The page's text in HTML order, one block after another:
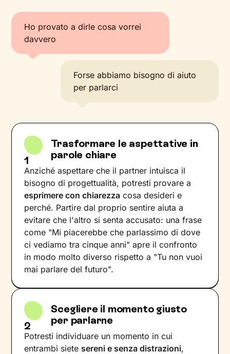
Ho provato a dirle cosa vorrei
davvero
Forse abbiamo bisogno di aiuto
per parlarci
1
Trasformare le aspettative in
parole chiare
Anziché aspettare che il partner intuisca il
bisogno di progettualità, potresti provare a
esprimere con chiarezza cosa desideri e
perché. Partire dal proprio sentire aiuta a
evitare che l'altro si senta accusato: una frase
come "Mi piacerebbe che parlassimo di dove
ci vediamo tra cinque anni" apre il confronto
in modo molto diverso rispetto a "Tu non vuoi
mai parlare del futuro".
2
Scegliere il momento giusto
per parlarne
Potresti individuare un momento in cui
entrambi siete sereni e senza distrazioni,